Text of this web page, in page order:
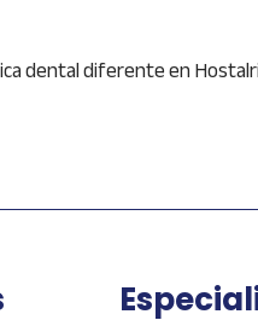
dental diferente en